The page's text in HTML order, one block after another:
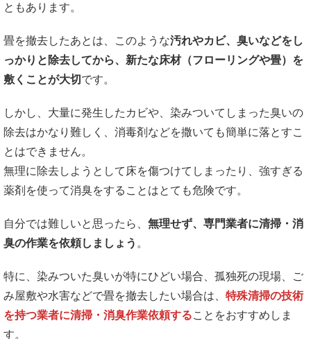
ともあります。
畳を撤去したあとは、このような汚れやカビ、臭いなどをし
っかりと除去してから、新たな床材（フローリングや畳）を
敷くことが大切 です。
しかし、大量に発生したカビや、染みついてしまった臭いの
除去はかなり難しく、消毒剤などを撒いても簡単に落とすこ
とはできません。
無理に除去しようとして床を傷つけてしまったり、強すぎる
薬剤を使って消臭をすることはとても危険です。
自分では難しいと思ったら、 無理せず、専門業者に清掃・消
臭の作業を依頼しましょう 。
特に、染みついた臭いが特にひどい場合、孤独死の現場、ご
み屋敷や水害などで畳を撤去したい場合は、 特殊清掃の技術
を持つ業者に清掃・消臭作業依頼することをおすすめしま
す。